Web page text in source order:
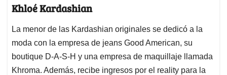
Khloé Kardashian
La menor de las Kardashian originales se dedicó a la
moda con la empresa de jeans Good American, su
boutique D-A-S-H y una empresa de maquillaje llamada
Khroma. Además, recibe ingresos por el reality para la